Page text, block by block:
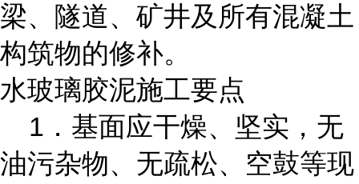
梁、隧道、矿井及所有混凝土
构筑物的修补。
水玻璃胶泥施工要点
1．基面应干燥、坚实，无
油污杂物、无疏松、空鼓等现